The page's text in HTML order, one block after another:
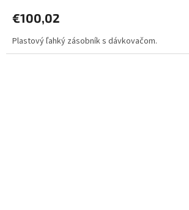
€100,02
Plastový ľahký zásobník s dávkovačom.